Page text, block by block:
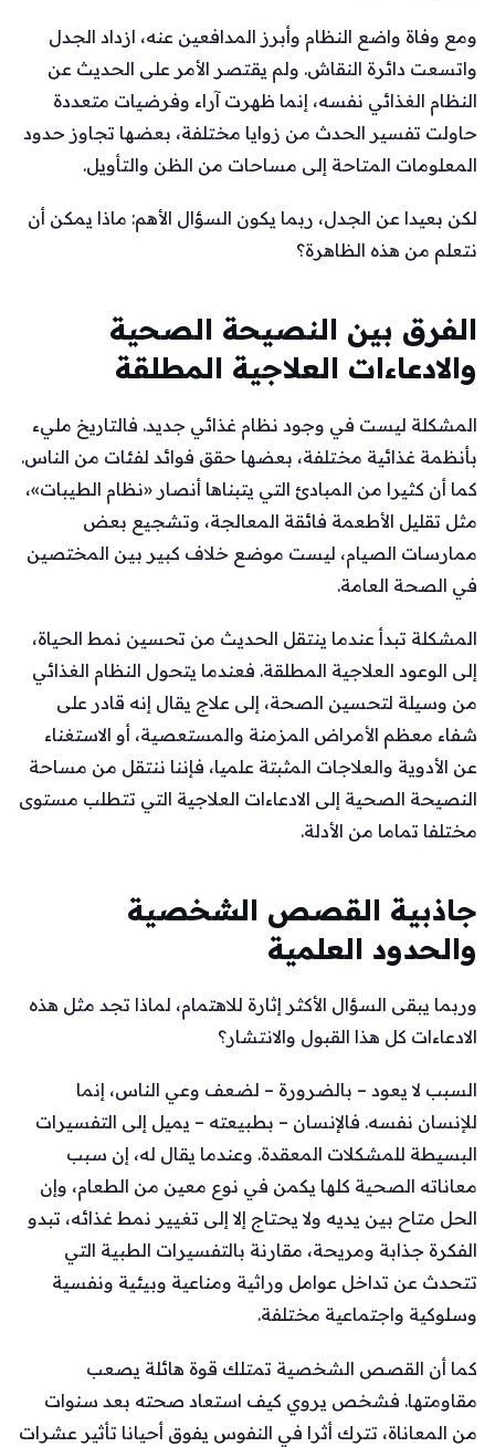
ومع وفاة واضع النظام وأبرز المدافعين عنه، ازداد الجدل
واتسعت دائرة النقاش. ولم يقتصر الأمر على الحديث عن
النظام الغذائي نفسه، إنما ظهرت آراء وفرضيات متعددة
حاولت تفسير الحدث من زوايا مختلفة، بعضها تجاوز حدود
المعلومات المتاحة إلى مساحات من الظن والتأويل.
لكن بعيدا عن الجدل، ربما يكون السؤال الأهم: ماذا يمكن أن
نتعلم من هذه الظاهرة؟
الفرق بين النصيحة الصحية
والادعاءات العلاجية المطلقة
المشكلة ليست في وجود نظام غذائي جديد. فالتاريخ مليء
بأنظمة غذائية مختلفة، بعضها حقق فوائد لفئات من الناس.
كما أن كثيرا من المبادئ التي يتبناها أنصار «نظام الطيبات»،
مثل تقليل الأطعمة فائقة المعالجة، وتشجيع بعض
ممارسات الصيام، ليست موضع خلاف كبير بين المختصين
في الصحة العامة.
المشكلة تبدأ عندما ينتقل الحديث من تحسين نمط الحياة،
إلى الوعود العلاجية المطلقة. فعندما يتحول النظام الغذائي
من وسيلة لتحسين الصحة، إلى علاج يقال إنه قادر على
شفاء معظم الأمراض المزمنة والمستعصية، أو الاستغناء
عن الأدوية والعلاجات المثبتة علميا، فإننا ننتقل من مساحة
النصيحة الصحية إلى الادعاءات العلاجية التي تتطلب مستوى
مختلفا تماما من الأدلة.
جاذبية القصص الشخصية
والحدود العلمية
وربما يبقى السؤال الأكثر إثارة للاهتمام، لماذا تجد مثل هذه
الادعاءات كل هذا القبول والانتشار؟
السبب لا يعود – بالضرورة – لضعف وعي الناس، إنما
للإنسان نفسه. فالإنسان – بطبيعته – يميل إلى التفسيرات
البسيطة للمشكلات المعقدة. وعندما يقال له، إن سبب
معاناته الصحية كلها يكمن في نوع معين من الطعام، وإن
الحل متاح بين يديه ولا يحتاج إلا إلى تغيير نمط غذائه، تبدو
الفكرة جذابة ومريحة، مقارنة بالتفسيرات الطبية التي
تتحدث عن تداخل عوامل وراثية ومناعية وبيئية ونفسية
وسلوكية واجتماعية مختلفة.
كما أن القصص الشخصية تمتلك قوة هائلة يصعب
مقاومتها. فشخص يروي كيف استعاد صحته بعد سنوات
من المعاناة، تترك أثرا في النفوس يفوق أحيانا تأثير عشرات